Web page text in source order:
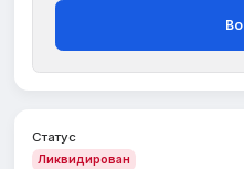
Статус
Ликвидирован